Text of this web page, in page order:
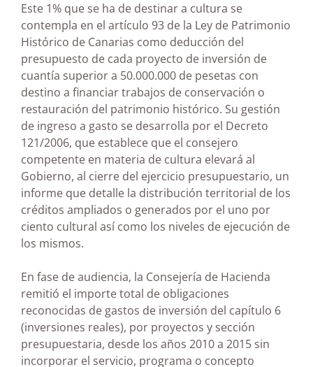
Este 1% que se ha de destinar a cultura se
contempla en el artículo 93 de la Ley de Patrimonio
Histórico de Canarias como deducción del
presupuesto de cada proyecto de inversión de
cuantía superior a 50.000.000 de pesetas con
destino a financiar trabajos de conservación o
restauración del patrimonio histórico. Su gestión
de ingreso a gasto se desarrolla por el Decreto
121/2006, que establece que el consejero
competente en materia de cultura elevará al
Gobierno, al cierre del ejercicio presupuestario, un
informe que detalle la distribución territorial de los
créditos ampliados o generados por el uno por
ciento cultural así como los niveles de ejecución de
los mismos.
En fase de audiencia, la Consejería de Hacienda
remitió el importe total de obligaciones
reconocidas de gastos de inversión del capítulo 6
(inversiones reales), por proyectos y sección
presupuestaria, desde los años 2010 a 2015 sin
incorporar el servicio, programa o concepto